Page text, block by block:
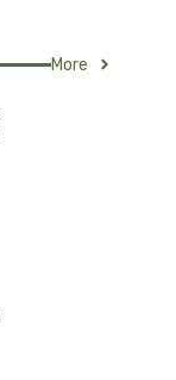
More